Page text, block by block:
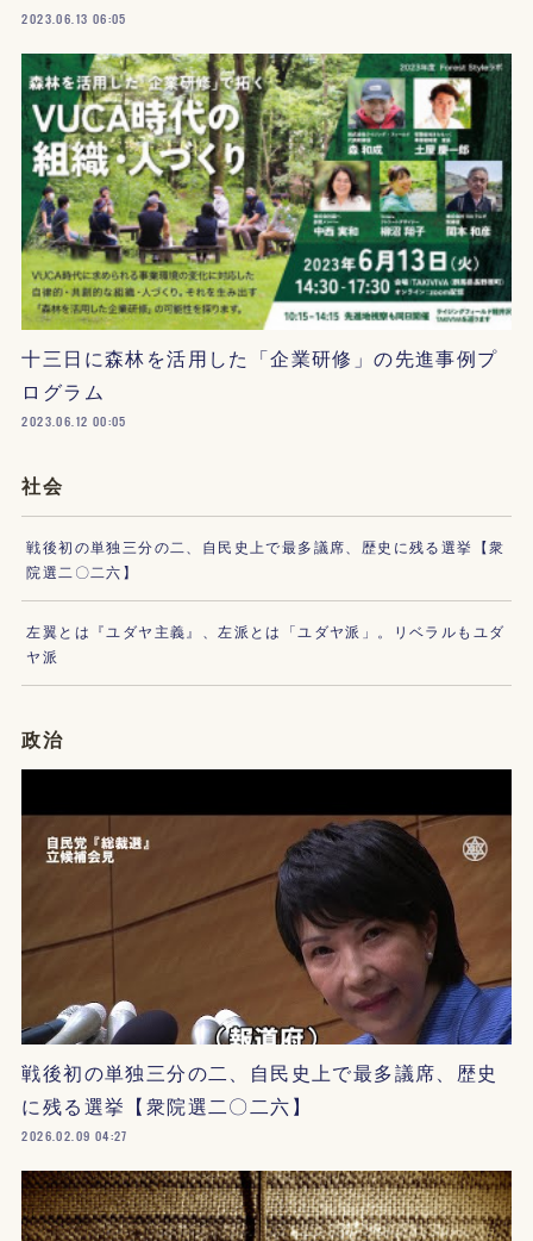
2023.06.13 06:05
十三日に森林を活用した「企業研修」の先進事例プ
ログラム
2023.06.12 00:05
社会
戦後初の単独三分の二、自民史上で最多議席、歴史に残る選挙【衆
院選二〇二六】
左翼とは『ユダヤ主義』、左派とは「ユダヤ派」。リベラルもユダ
ヤ派
政治
戦後初の単独三分の二、自民史上で最多議席、歴史
に残る選挙【衆院選二〇二六】
2026.02.09 04:27